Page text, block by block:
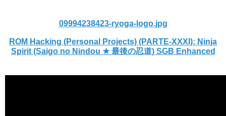
09994238423-ryoga-logo.jpg
ROM Hacking (Personal Projects) (PARTE-XXXI): Ninja
Spirit (Saigo no Nindou ★ 最後の忍道) SGB Enhanced